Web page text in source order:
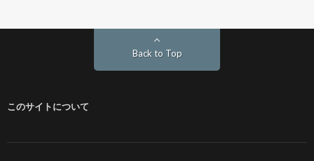
Back to Top
このサイトについて